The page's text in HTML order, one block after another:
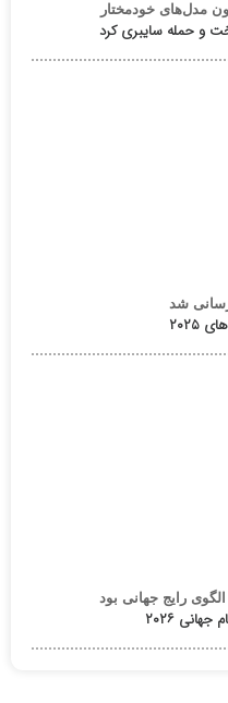
مدل‌های خودمختار
و حمله سایبری کرد
شد
الگوی رایج جهانی بود
۲۰۲۶